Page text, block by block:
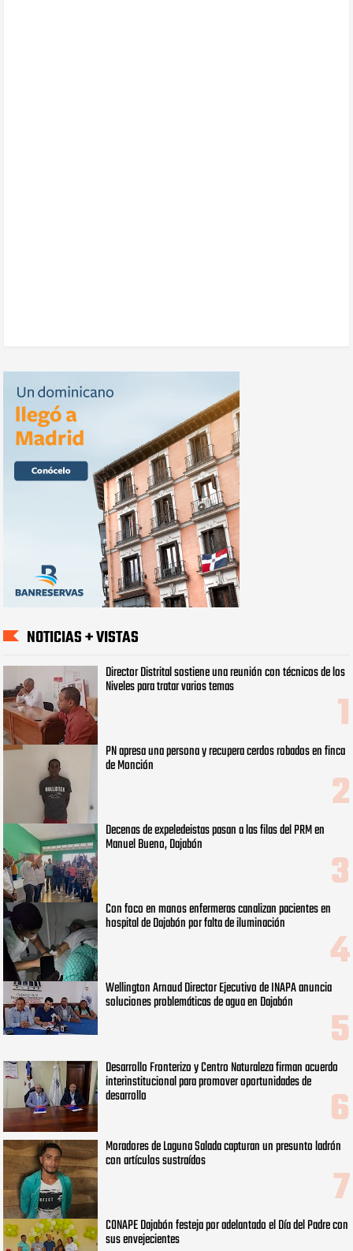
NOTICIAS + VISTAS
Director Distrital sostiene una reunión con técnicos de los
Niveles para tratar varios temas
PN apresa una persona y recupera cerdos robados en finca
de Monción
Decenas de expeledeistas pasan a las filas del PRM en
Manuel Bueno, Dajabón
Con foco en manos enfermeras canalizan pacientes en
hospital de Dajabón por falta de iluminación
Wellington Arnaud Director Ejecutivo de INAPA anuncia
soluciones problemáticas de agua en Dajabón
Desarrollo Fronterizo y Centro Naturaleza firman acuerdo
interinstitucional para promover oportunidades de
desarrollo
Moradores de Laguna Salada capturan un presunto ladrón
con artículos sustraídos
CONAPE Dajabón festeja por adelantado el Día del Padre con
sus envejecientes